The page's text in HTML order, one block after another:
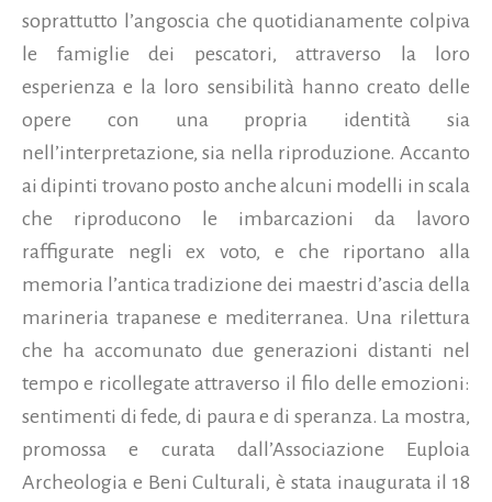
soprattutto l’angoscia che quotidianamente colpiva
le famiglie dei pescatori, attraverso la loro
esperienza e la loro sensibilità hanno creato delle
opere con una propria identità sia
nell’interpretazione, sia nella riproduzione. Accanto
ai dipinti trovano posto anche alcuni modelli in scala
che riproducono le imbarcazioni da lavoro
raffigurate negli ex voto, e che riportano alla
memoria l’antica tradizione dei maestri d’ascia della
marineria trapanese e mediterranea. Una rilettura
che ha accomunato due generazioni distanti nel
tempo e ricollegate attraverso il filo delle emozioni:
sentimenti di fede, di paura e di speranza. La mostra,
promossa e curata dall’Associazione Euploia
Archeologia e Beni Culturali, è stata inaugurata il 18